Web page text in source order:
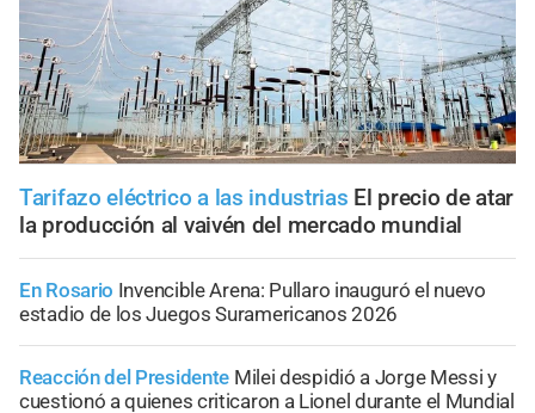
Tarifazo eléctrico a las industrias El precio de atar
la producción al vaivén del mercado mundial
En Rosario Invencible Arena: Pullaro inauguró el nuevo
estadio de los Juegos Suramericanos 2026
Reacción del Presidente Milei despidió a Jorge Messi y
cuestionó a quienes criticaron a Lionel durante el Mundial